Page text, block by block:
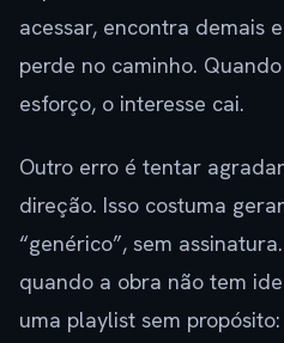
acessar, encontra demais
perde no caminho.
esforço, o interesse cai.
Outro erro é tentar
direção. Isso costuma
“genérico”, sem
quando a obra não tem
uma playlist sem